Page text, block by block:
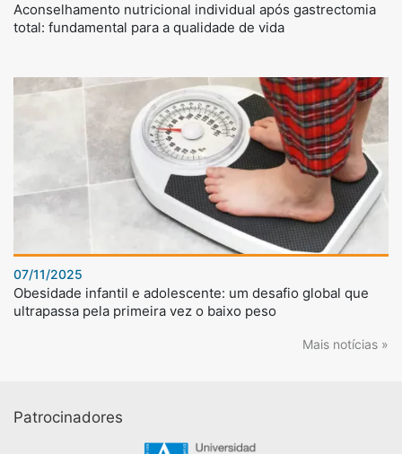
Aconselhamento nutricional individual após gastrectomia
total: fundamental para a qualidade de vida
07/11/2025
Obesidade infantil e adolescente: um desafio global que
ultrapassa pela primeira vez o baixo peso
Mais notícias »
Patrocinadores